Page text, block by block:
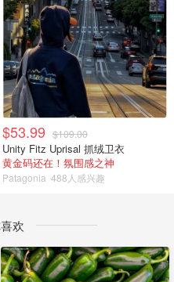
$53.99 $109.00
Unity Fitz Uprisal 抓绒卫衣
黄金码还在！氛围感之神
Patagonia 488人感兴趣
欢